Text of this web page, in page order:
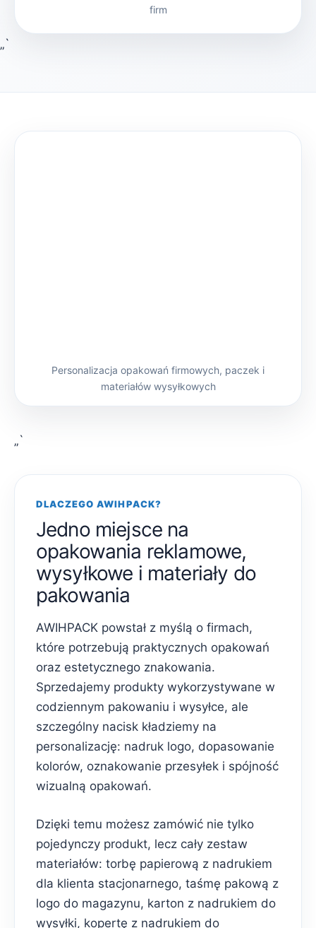
firm
„`
Personalizacja opakowań firmowych, paczek i
materiałów wysyłkowych
„`
DLACZEGO AWIHPACK?
Jedno miejsce na
opakowania reklamowe,
wysyłkowe i materiały do
pakowania
AWIHPACK powstał z myślą o firmach,
które potrzebują praktycznych opakowań
oraz estetycznego znakowania.
Sprzedajemy produkty wykorzystywane w
codziennym pakowaniu i wysyłce, ale
szczególny nacisk kładziemy na
personalizację: nadruk logo, dopasowanie
kolorów, oznakowanie przesyłek i spójność
wizualną opakowań.
Dzięki temu możesz zamówić nie tylko
pojedynczy produkt, lecz cały zestaw
materiałów: torbę papierową z nadrukiem
dla klienta stacjonarnego, taśmę pakową z
logo do magazynu, karton z nadrukiem do
wysyłki, kopertę z nadrukiem do